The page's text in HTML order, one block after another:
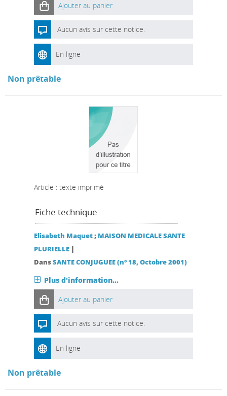
Ajouter au panier
Aucun avis sur cette notice.
En ligne
Non prêtable
Article : texte imprimé
Fiche technique
Elisabeth Maquet; MAISON MEDICALE SANTE
PLURIELLE |
DansSANTE CONJUGUEE (n° 18, Octobre 2001)
Plus d'information...
Ajouter au panier
Aucun avis sur cette notice.
En ligne
Non prêtable